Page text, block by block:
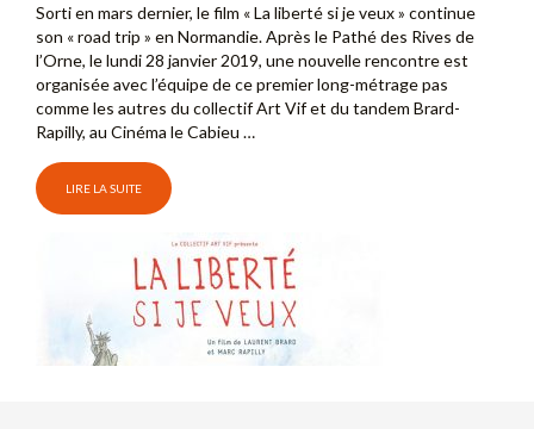
Sorti en mars dernier, le film « La liberté si je veux » continue
son « road trip » en Normandie. Après le Pathé des Rives de
l’Orne, le lundi 28 janvier 2019, une nouvelle rencontre est
organisée avec l’équipe de ce premier long-métrage pas
comme les autres du collectif Art Vif et du tandem Brard-
Rapilly, au Cinéma le Cabieu …
LIRE LA SUITE